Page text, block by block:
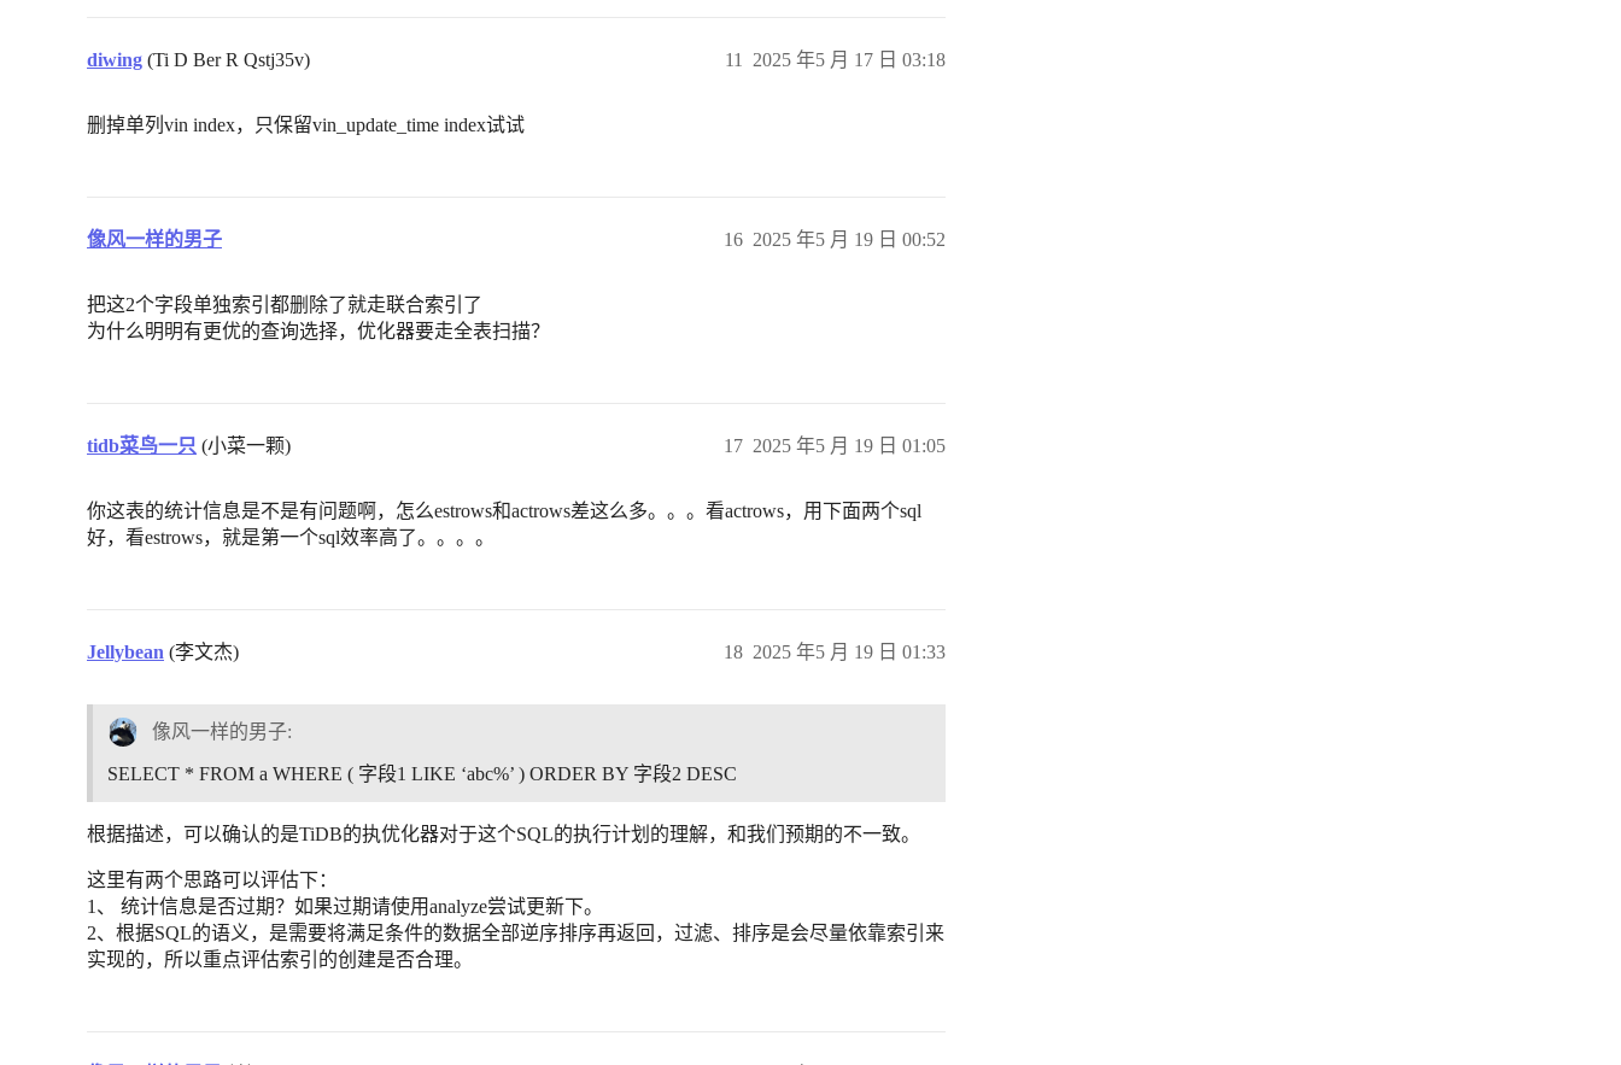
diwing (Ti D Ber R Qstj35v) 2025 年5 月 17 日 03:18
11
删掉单列vin index，只保留vin_update_time index试试
像风一样的男子 2025 年5 月 19 日 00:52
16
把这2个字段单独索引都删除了就走联合索引了
为什么明明有更优的查询选择，优化器要走全表扫描？
tidb菜鸟一只 (小菜一颗) 2025 年5 月 19 日 01:05
17
你这表的统计信息是不是有问题啊，怎么estrows和actrows差这么多。。。看actrows，用下面两个sql
好，看estrows，就是第一个sql效率高了。。。。
Jellybean (李文杰) 2025 年5 月 19 日 01:33
18
像风一样的男子:
SELECT * FROM a WHERE ( 字段1 LIKE ‘abc%’ ) ORDER BY 字段2 DESC
根据描述，可以确认的是TiDB的执优化器对于这个SQL的执行计划的理解，和我们预期的不一致。
这里有两个思路可以评估下：
1、 统计信息是否过期？如果过期请使用analyze尝试更新下。
2、根据SQL的语义，是需要将满足条件的数据全部逆序排序再返回，过滤、排序是会尽量依靠索引来
实现的，所以重点评估索引的创建是否合理。